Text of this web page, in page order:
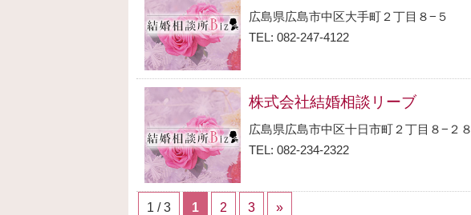
広島県広島市中区大手町２丁目８−５
TEL: 082-247-4122
株式会社結婚相談リーブ
広島県広島市中区十日市町２丁目８−２８
TEL: 082-234-2322
1 / 3 1 2 3 »